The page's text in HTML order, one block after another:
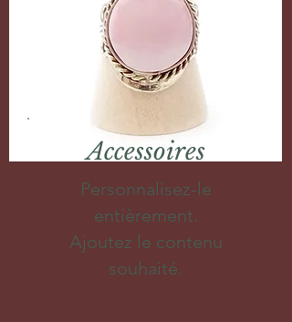
Accessoires
Personnalisez-le
entièrement.
Ajoutez le contenu
souhaité.